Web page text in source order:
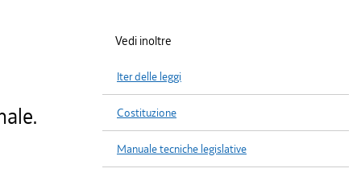
Vedi inoltre
Iter delle leggi
Costituzione
Manuale tecniche legislative